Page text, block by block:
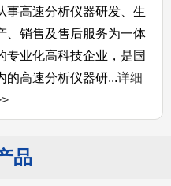
事高速分析仪器研发、生
、销售及售后服务为一体
专业化高科技企业，是国
的高速分析仪器研...详细
品